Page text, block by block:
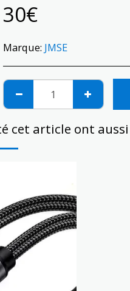
30€
Marque: JMSE
cet article ont